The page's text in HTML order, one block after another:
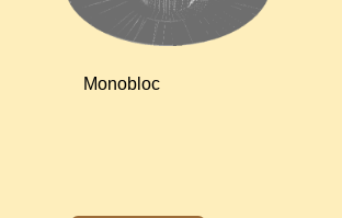
Monobloc